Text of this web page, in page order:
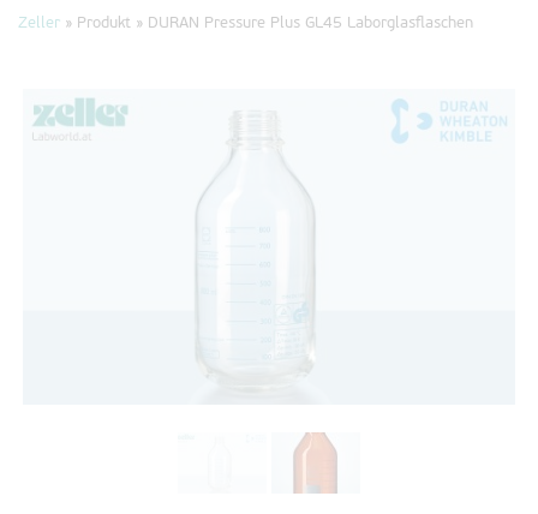
Zeller » Produkt » DURAN Pressure Plus GL45 Laborglasflaschen